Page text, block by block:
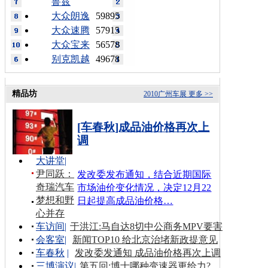
59895
大众朗逸
57915
大众速腾
56578
大众宝来
49678
别克凯越
更多 >>
2010广州车展
精品坊
[车春秋]成品油价格再次上
调
发改委发布通知，结合近期国际
市场油价变化情况，决定12月22
日起提高成品油价格…
大讲堂|
尹同跃：
奇瑞汽车
梦想和野
心并存
车访间| 于洪江:马自达8切中公商务MPV要害
会客室|
新闻TOP10 给北京治堵新政提意见
车春秋 |
发改委发通知 成品油价格再次上调